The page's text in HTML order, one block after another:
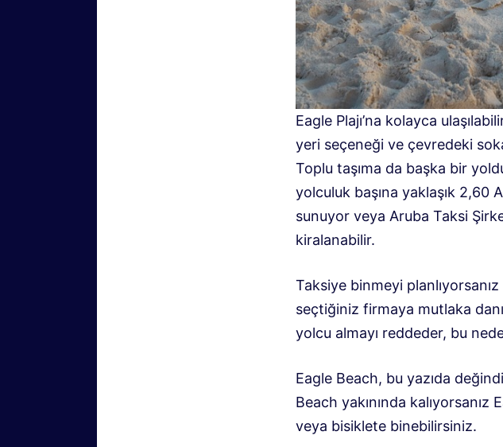
Eagle Plajı’na kolayca
yeri seçeneği ve çevredeki
Toplu taşıma da başka bir
yolculuk başına yaklaşık 2,60
sunuyor veya Aruba Taksi
kiralanabilir.
Taksiye binmeyi
seçtiğiniz firmaya mutlaka
yolcu almayı reddeder, bu
Eagle Beach, bu yazıda
Beach yakınında kalıyorsanız
veya bisiklete binebilirsiniz.